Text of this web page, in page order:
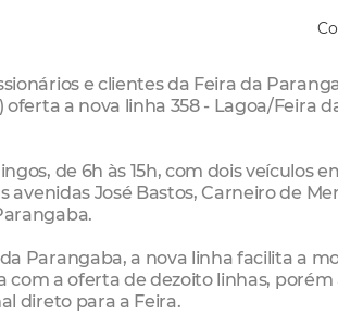
e clientes da Feira da
a nova linha 358 - Lagoa/Feira
de 6h às 15h, com dois veículos
José Bastos, Carneiro de
Parangaba, a nova linha facilita a
a oferta de dezoito linhas, porém
direto para a Feira.